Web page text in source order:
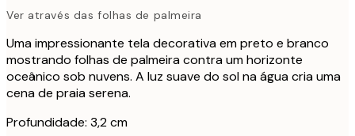
Ver através das folhas de palmeira
Uma impressionante tela decorativa em preto e branco
mostrando folhas de palmeira contra um horizonte
oceânico sob nuvens. A luz suave do sol na água cria uma
cena de praia serena.
Profundidade: 3,2 cm